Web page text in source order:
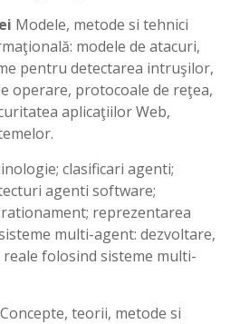
Modele, metode si tehnici
modele de atacuri,
pentru detectarea intruşilor,
operare, protocoale de reţea,
aplicaţiilor Web,
clasificari agenti;
agenti software;
reprezentarea
multi-agent: dezvoltare,
folosind sisteme multi-
Concepte, teorii, metode si